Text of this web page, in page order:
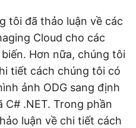
tôi đã thảo luận về các
Cloud cho các
Hơn nữa, chúng tôi
tiết cách chúng tôi có
ảnh ODG sang định
C# .NET. Trong phần
luận về chi tiết cách